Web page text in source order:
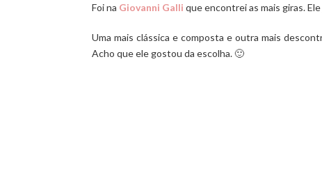
Foi na Giovanni Galli que encontrei as mais giras.
Uma mais clássica e composta e outra mais
Acho que ele gostou da escolha. 🙂